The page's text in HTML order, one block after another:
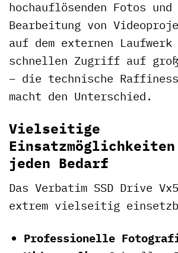
hochauflösenden Fotos
Bearbeitung von
auf dem externen Laufwerk
schnellen Zugriff auf
– die technische
macht den Unterschied.
Vielseitige
jeden Bedarf
Das Verbatim SSD Drive
extrem vielseitig
Professionelle